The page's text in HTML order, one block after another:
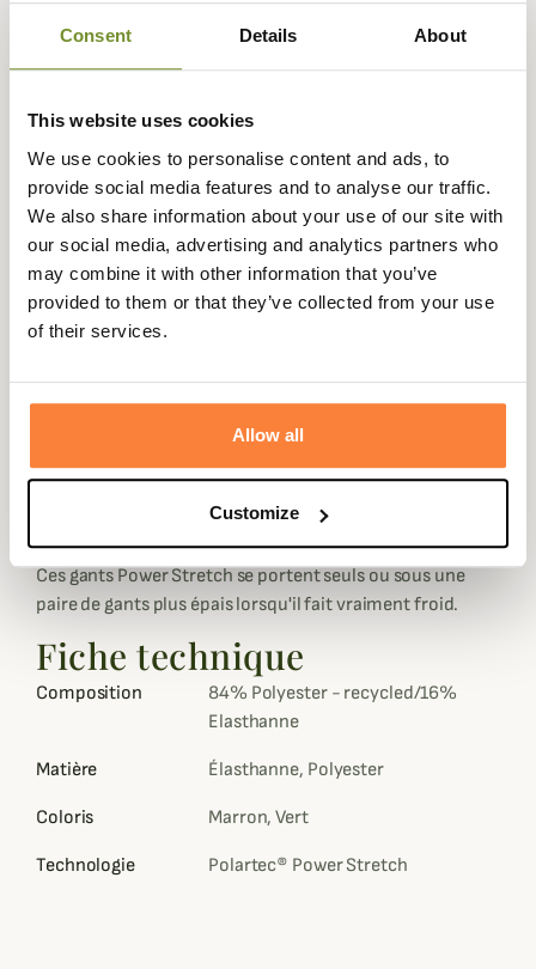
Consent Details About
This website uses cookies
We use cookies to personalise content and ads, to
provide social media features and to analyse our traffic.
We also share information about your use of our site with
our social media, advertising and analytics partners who
may combine it with other information that you’ve
provided to them or that they’ve collected from your use
of their services.
Allow all
Customize
Description
Härkilavous propose ces gants Power Stretch, très
polyvalents et fins, ils seront parfait pour chasser ou
toutes autres activités en extérieur.
Très extensibles, ils vous assurent une bonne dextérité et
sont dotés d'un revêtement un caoutchouc antidérapant
sur la paume de la main et les doigts pour une bonne
adhérence.
Le pouce et l'index sont conçus spécialement pour
Ces gants Power Stretch se portent seuls ou sous une
paire de gants plus épais lorsqu'il fait vraiment froid.
Fiche technique
Composition
84% Polyester - recycled/16%
Elasthanne
Matière Élasthanne, Polyester
Coloris Marron, Vert
Technologie Polartec® Power Stretch